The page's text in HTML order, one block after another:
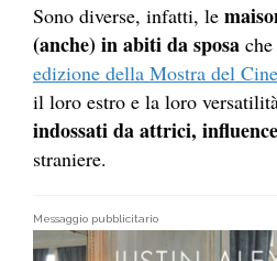
Sono diverse, infatti, le
(anche) in abiti da sposa
edizione della Mostra del
il loro estro e la loro
indossati da attrici,
straniere.
Messaggio pubblicitario